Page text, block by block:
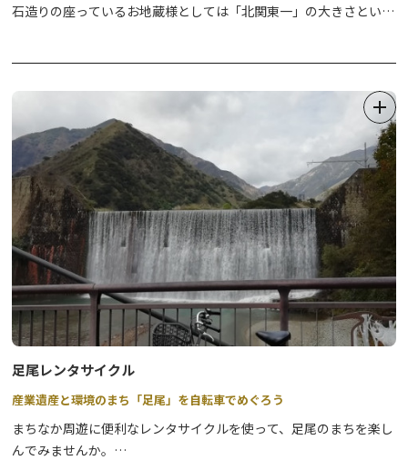
石造りの座っているお地蔵様としては「北関東一」の大きさという
とから、それ以前から鎮座していたようです。
毎年8月23日または23日に近い土曜日に行われる夜祭り「二十三夜
祭（にじゅうさんやさい）」、9月24日・25日に行われる、明かり
を灯す「千灯供養祭（せんとうくようさい）」には、多くの参詣者
が訪れます。
※年によって開催日の変動あり。
足尾レンタサイクル
産業遺産と環境のまち「足尾」を自転車でめぐろう
まちなか周遊に便利なレンタサイクルを使って、足尾のまちを楽し
んでみませんか。